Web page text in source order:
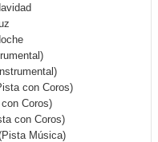
con Coros)
Coros)
con Coros)
Música)